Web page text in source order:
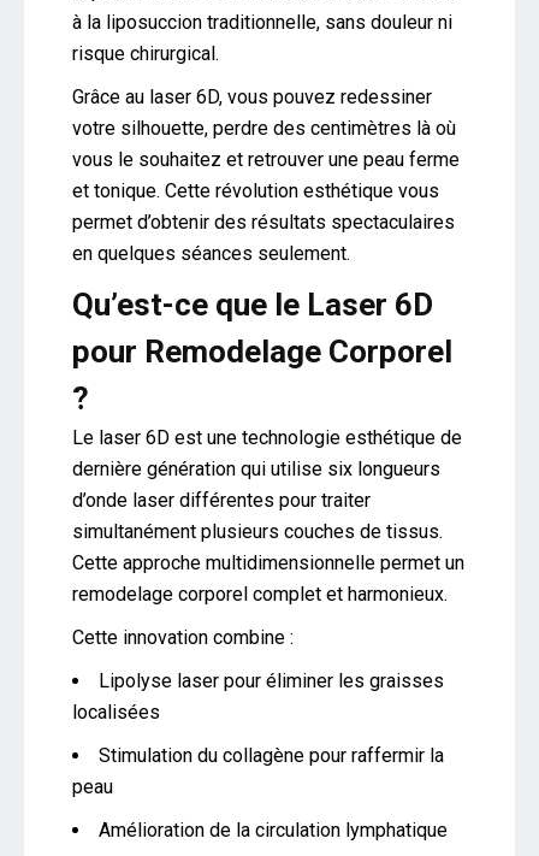
à la liposuccion traditionnelle, sans douleur ni
risque chirurgical.
Grâce au laser 6D, vous pouvez redessiner
votre silhouette, perdre des centimètres là où
vous le souhaitez et retrouver une peau ferme
et tonique. Cette révolution esthétique vous
permet d’obtenir des résultats spectaculaires
en quelques séances seulement.
Qu’est-ce que le Laser 6D
pour Remodelage Corporel
?
Le laser 6D est une technologie esthétique de
dernière génération qui utilise six longueurs
d’onde laser différentes pour traiter
simultanément plusieurs couches de tissus.
Cette approche multidimensionnelle permet un
remodelage corporel complet et harmonieux.
Cette innovation combine :
Lipolyse laser pour éliminer les graisses
localisées
Stimulation du collagène pour raffermir la
peau
Amélioration de la circulation lymphatique